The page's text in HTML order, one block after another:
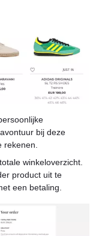
bij deze
rekenen.
winkeloverzicht.
product uit te
een betaling.